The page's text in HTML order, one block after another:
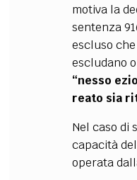
motiva la
sentenza
escluso
escludano
“nesso
reato sia
Nel caso di
capacità
operata